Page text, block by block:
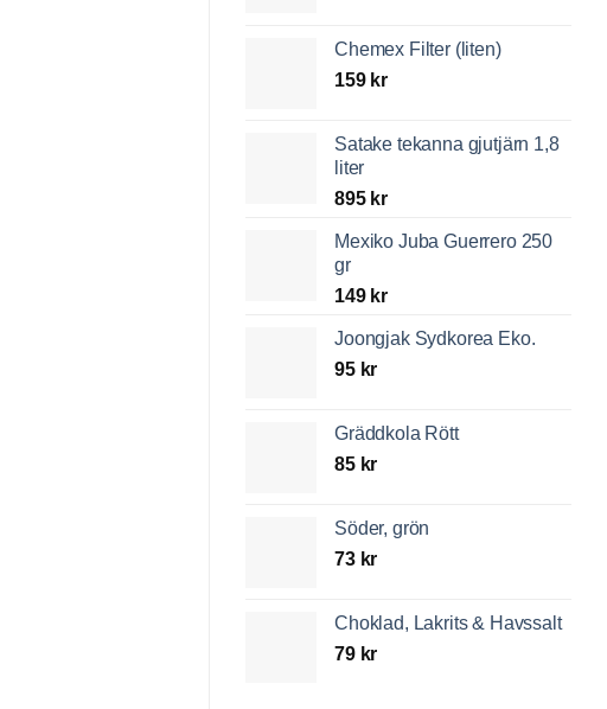
Chemex Filter (liten)
159 kr
Satake tekanna gjutjärn 1,8
liter
895 kr
Mexiko Juba Guerrero 250
gr
149 kr
Joongjak Sydkorea Eko.
95 kr
Gräddkola Rött
85 kr
Söder, grön
73 kr
Choklad, Lakrits & Havssalt
79 kr